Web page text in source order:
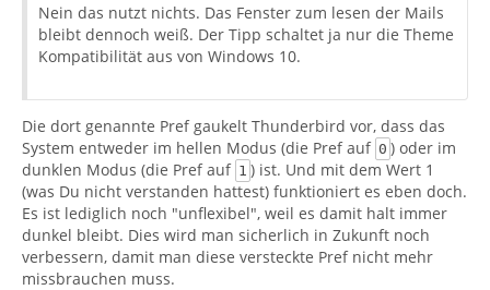
Nein das nutzt nichts. Das Fenster zum lesen der Mails
bleibt dennoch weiß. Der Tipp schaltet ja nur die Theme
Kompatibilität aus von Windows 10.
Die dort genannte Pref gaukelt Thunderbird vor, dass das
System entweder im hellen Modus (die Pref auf 0 ) oder im
dunklen Modus (die Pref auf 1 ) ist. Und mit dem Wert 1
(was Du nicht verstanden hattest) funktioniert es eben doch.
Es ist lediglich noch "unflexibel", weil es damit halt immer
dunkel bleibt. Dies wird man sicherlich in Zukunft noch
verbessern, damit man diese versteckte Pref nicht mehr
missbrauchen muss.